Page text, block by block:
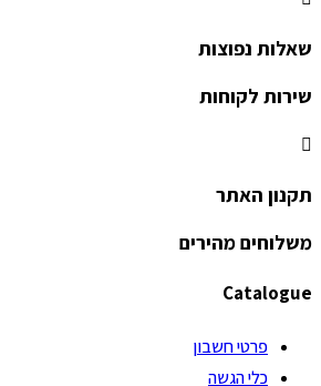
שאלות נפוצות
שירות לקוחות
תקנון האתר
משלוחים מהירים
Catalogue
פרטי חשבון
כלי הגשה